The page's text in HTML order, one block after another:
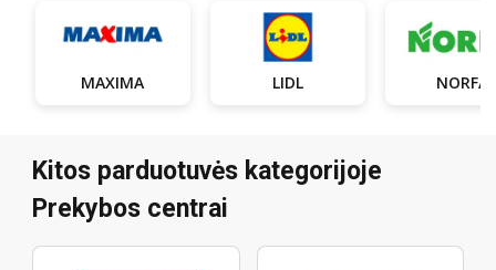
MAXIMA LIDL NORFA
Kitos parduotuvės kategorijoje
Prekybos centrai